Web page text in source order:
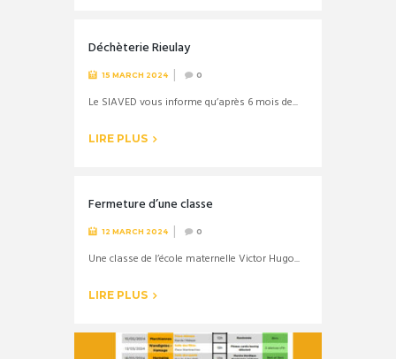
Déchèterie Rieulay
15 MARCH 2024 0
Le SIAVED vous informe qu’après 6 mois de...
LIRE PLUS
Fermeture d’une classe
12 MARCH 2024 0
Une classe de l’école maternelle Victor Hugo...
LIRE PLUS